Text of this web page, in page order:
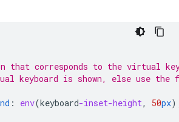
that corresponds to the virtual
keyboard is shown, else use the
: env(keyboard-inset-height, 50px